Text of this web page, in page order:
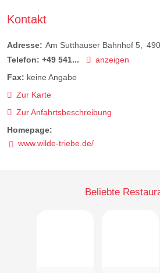
Kontakt
Adresse: Am Sutthauser Bahnhof 5
Telefon: +49 541...
anzeigen
Fax: keine Angabe
Zur Karte
Zur Anfahrtsbeschreibung
Homepage:
www.wilde-triebe.de/
Beliebte